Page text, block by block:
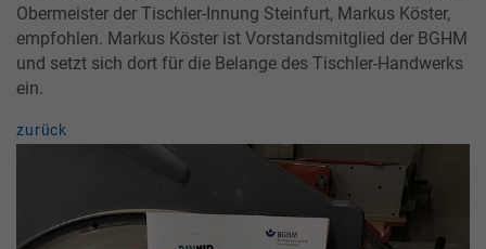
Obermeister der Tischler-Innung Steinfurt, Markus Köster,
empfohlen. Markus Köster ist Vorstandsmitglied der BGHM
und setzt sich dort für die Belange des Tischler-Handwerks
ein.
zurück